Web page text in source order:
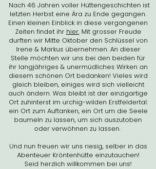
Nach 46 Jahren voller Hüttengeschichten ist
letzten Herbst eine Ära zu Ende gegangen.
Einen kleinen Einblick in diese vergangenen
Zeiten findet ihr hier.Mit grosser Freude
durften wir Mitte Oktober den Schlüssel von
Irene & Markus übernehmen. An dieser
Stelle möchten wir uns bei den beiden für
ihr langjähriges & unermüdliches Wirken an
diesem schönen Ort bedanken! Vieles wird
gleich bleiben, einiges wird sich vielleicht
auch ändern. Was bleibt ist der einzigartige
Ort zuhinterst im urchig-wilden Erstfeldertal:
ein Ort zum Auftanken, ein Ort um die Seele
baumeln zu lassen, um sich auszutoben
oder verwöhnen zu lassen.
Und nun freuen wir uns riesig, selber in das
Abenteuer Kröntenhütte einzutauchen!
Seid herzlich willkommen bei uns!